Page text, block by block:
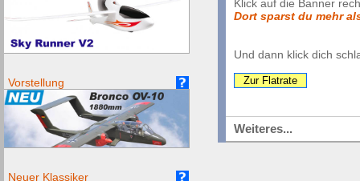
Vorstellung
Neuer Klassiker
Klick auf die Banner
Dort sparst du mehr
Und dann klick dich
Zur Flatrate
Weiteres...